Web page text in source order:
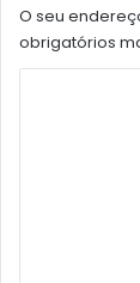
O seu
obrigatórios